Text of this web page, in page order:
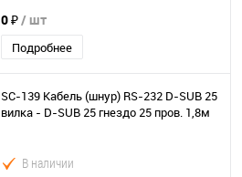
0 ₽/ шт
Подробнее
SC-139 Кабель (шнур) RS-232 D-SUB 25
вилка - D-SUB 25 гнездо 25 пров. 1,8м
В наличии